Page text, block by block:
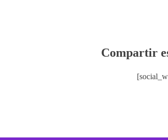
Compartir